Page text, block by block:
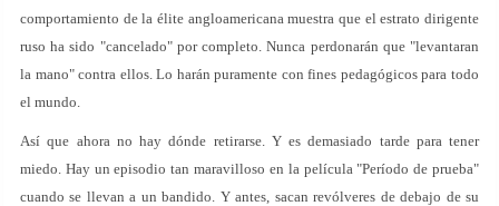
comportamiento de la élite angloamericana muestra que el estrato dirigente
ruso ha sido "cancelado" por completo. Nunca perdonarán que "levantaran
la mano" contra ellos. Lo harán puramente con fines pedagógicos para todo
el mundo.
Así que ahora no hay dónde retirarse. Y es demasiado tarde para tener
miedo. Hay un episodio tan maravilloso en la película "Período de prueba"
cuando se llevan a un bandido. Y antes, sacan revólveres de debajo de su